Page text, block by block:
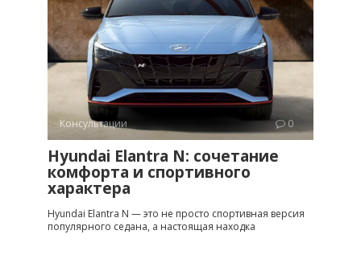
Консультации 0
Hyundai Elantra N: сочетание
комфорта и спортивного
характера
Hyundai Elantra N — это не просто спортивная версия
популярного седана, а настоящая находка